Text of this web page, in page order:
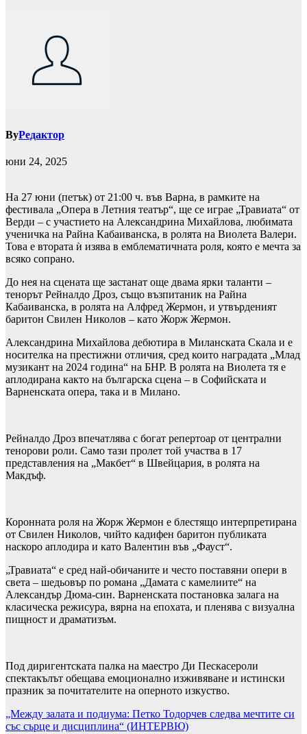
ByРедактор
юни 24, 2025
На 27 юни (петък) от 21:00 ч. във Варна, в рамките на
фестивала „Опера в Летния театър“, ще се играе „Травиата“ от
Верди – с участието на Александрина Михайлова, любимата
ученичка на Райна Кабаиванска, в ролята на Виолета Валери.
Това е втората ѝ изява в емблематичната роля, която е мечта за
всяко сопрано.
До нея на сцената ще застанат още двама ярки таланти –
тенорът Рейналдо Дроз, също възпитаник на Райна
Кабаиванска, в ролята на Алфред Жермон, и утвърденият
баритон Свилен Николов – като Жорж Жермон.
Александрина Михайлова дебютира в Миланската Скала и е
носителка на престижни отличия, сред които наградата „Млад
музикант на 2024 година“ на БНР. В ролята на Виолета тя е
аплодирана както на българска сцена – в Софийската и
Варненската опера, така и в Милано.
Рейналдо Дроз впечатлява с богат репертоар от централни
тенорови роли. Само тази пролет той участва в 17
представления на „Макбет“ в Швейцария, в ролята на
Макдъф.
Коронната роля на Жорж Жермон е блестящо интерпретирана
от Свилен Николов, чийто кадифен баритон публиката
наскоро аплодира и като Валентин във „Фауст“.
„Травиата“ е сред най-обичаните и често поставяни опери в
света – шедьовър по романа „Дамата с камелиите“ на
Александър Дюма-син. Варненската постановка залага на
класическа режисура, вярна на епохата, и пленява с визуална
пищност и драматизъм.
Под диригентската палка на маестро Ди Пескасероли
спектакълът обещава емоционално изживяване и истински
празник за почитателите на оперното изкуство.
Навигация
„Между залата и подиума: Петко Тодорчев следва мечтите си
със сърце и дисциплина“ (ИНТЕРВЮ)